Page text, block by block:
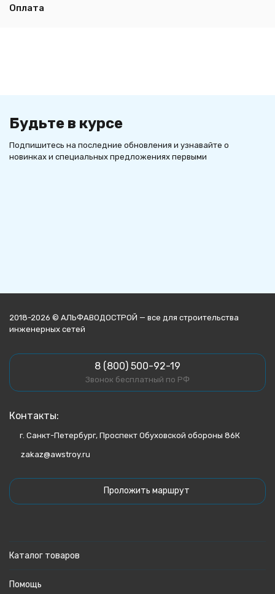
Оплата
Будьте в курсе
Подпишитесь на последние обновления и узнавайте о
новинках и специальных предложениях первыми
2018-2026 © АЛЬФАВОДОСТРОЙ — все для строительства
инженерных сетей
8 (800) 500-92-19
Звонок бесплатный по РФ
Контакты:
г. Санкт-Петербург, Проспект Обуховской обороны 86К
zakaz@awstroy.ru
Проложить маршрут
Каталог товаров
Помощь